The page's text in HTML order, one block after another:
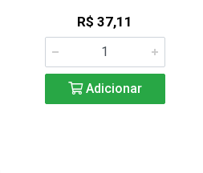
R$ 37,11
Adicionar